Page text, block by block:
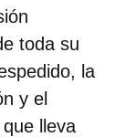
toda su
la
y el
lleva